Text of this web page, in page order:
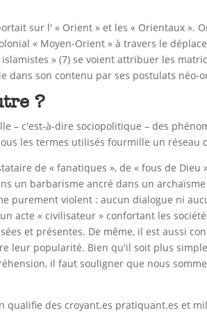
sur l' « Orient » et les « Orientaux
« Moyen-Orient » à travers le
» (7) se voient attribuer les
dans son contenu par ses postulats néo-
?
– c'est-à-dire sociopolitique – des
les termes utilisés fourmille un
de « fanatiques », de « fous de
un barbarisme ancré dans un
purement violent : aucun dialogue ni
acte « civilisateur » confortant les
et présentes. De même, il est aussi
leur popularité. Bien qu'il soit plus
il faut souligner que nous
qualifie des croyant.es pratiquant.es et